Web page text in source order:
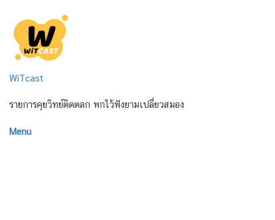
WiTcast
รายการคุยวิทย์ติดตลก พกไว้ฟังยามเปลี่ยวสมอง
Menu